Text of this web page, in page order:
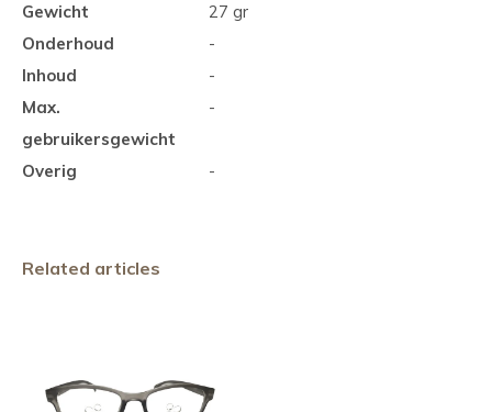
Gewicht
27 gr
Onderhoud
-
Inhoud
-
Max.
gebruikersgewicht
-
Overig -
Related articles